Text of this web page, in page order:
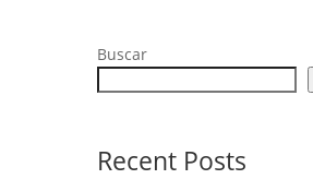
Buscar
Recent Posts